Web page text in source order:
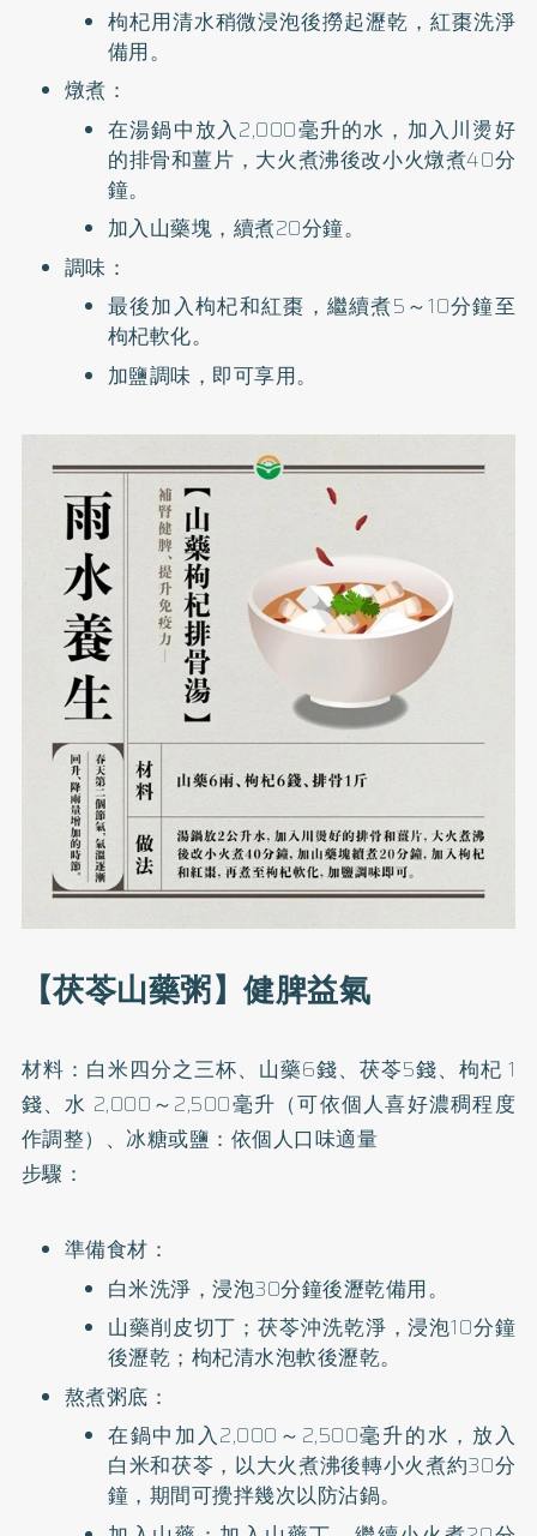
枸杞用清水稍微浸泡後撈起瀝乾，紅棗洗淨
備用。
燉煮：
在湯鍋中放入2,000毫升的水，加入川燙好
的排骨和薑片，大火煮沸後改小火燉煮40分
鐘。
加入山藥塊，續煮20分鐘。
調味：
最後加入枸杞和紅棗，繼續煮5～10分鐘至
枸杞軟化。
加鹽調味，即可享用。
【茯苓山藥粥】健脾益氣
材料：白米四分之三杯、山藥6錢、茯苓5錢、枸杞 1
錢、水 2,000～2,500毫升（可依個人喜好濃稠程度
作調整）、冰糖或鹽：依個人口味適量
步驟：
準備食材：
白米洗淨，浸泡30分鐘後瀝乾備用。
山藥削皮切丁；茯苓沖洗乾淨，浸泡10分鐘
後瀝乾；枸杞清水泡軟後瀝乾。
熬煮粥底：
在鍋中加入2,000～2,500毫升的水，放入
白米和茯苓，以大火煮沸後轉小火煮約30分
鐘，期間可攪拌幾次以防沾鍋。